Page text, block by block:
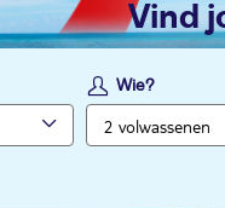
vind
Wie?